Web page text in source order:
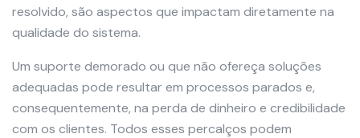
resolvido, são aspectos que impactam diretamente na
qualidade do sistema.
Um suporte demorado ou que não ofereça soluções
adequadas pode resultar em processos parados e,
consequentemente, na perda de dinheiro e credibilidade
com os clientes. Todos esses percalços podem